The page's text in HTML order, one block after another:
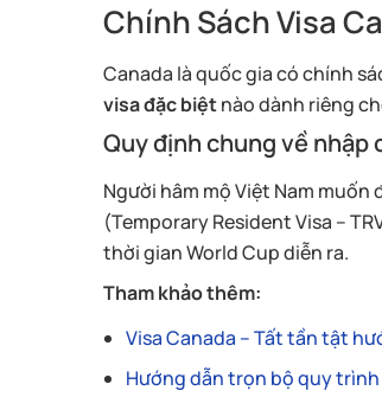
Chính Sách Visa
Canada là quốc gia có chính
visa đặc biệtnào dành riêng
Quy định chung về nhập
Người hâm mộ Việt Nam muốn
(Temporary Resident Visa –
thời gian World Cup diễn ra.
Tham khảo thêm:
Visa Canada – Tất tần tật
Hướng dẫn trọn bộ quy